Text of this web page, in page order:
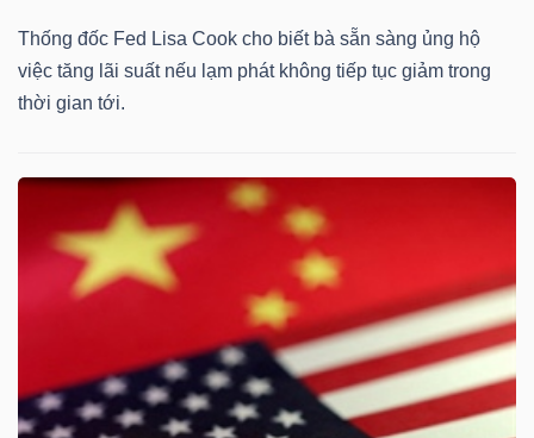
Thống đốc Fed Lisa Cook cho biết bà sẵn sàng ủng hộ
việc tăng lãi suất nếu lạm phát không tiếp tục giảm trong
thời gian tới.
Tin
tức
Bài
viết
(-)